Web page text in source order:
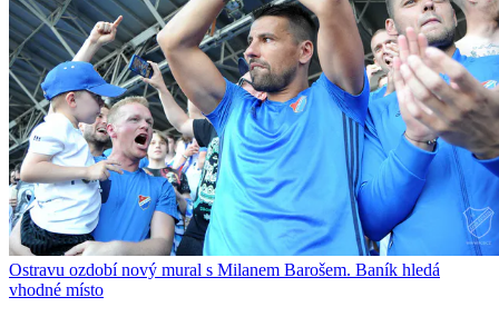
Ostravu ozdobí nový mural s Milanem Barošem. Baník hledá
vhodné místo